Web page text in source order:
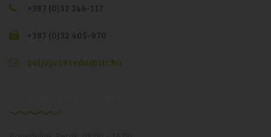
+387 (0)32 246-117
+387 (0)32 405-970
poljoprivreda@itc.ba